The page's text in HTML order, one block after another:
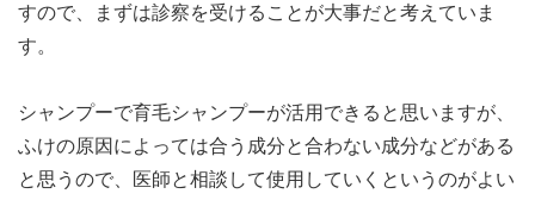
すので、まずは診察を受けることが大事だと考えていま
す。
シャンプーで育毛シャンプーが活用できると思いますが、
ふけの原因によっては合う成分と合わない成分などがある
と思うので、医師と相談して使用していくというのがよい